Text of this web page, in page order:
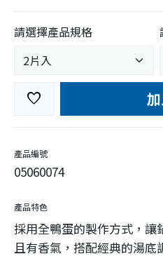
請選擇產品規格
favorite
產品編號
05060074
產品特色
採用全鴨蛋的製作方式，
且有香氣，搭配經典的湯